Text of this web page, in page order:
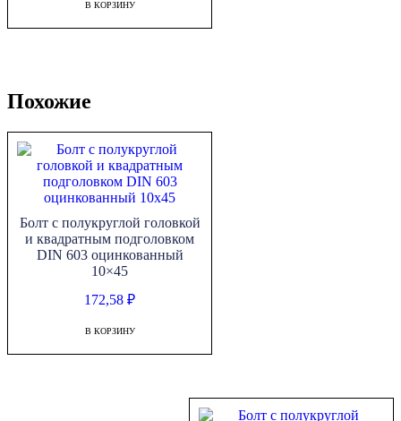
В КОРЗИНУ
Похожие
Болт с полукруглой головкой
и квадратным подголовком
DIN 603 оцинкованный
10×45
172,58₽
В КОРЗИНУ